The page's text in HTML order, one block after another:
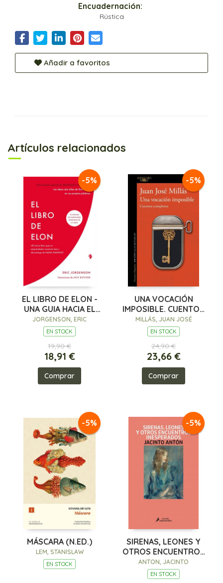
Encuadernación:
Rústica
Añadir a favoritos
Artículos relacionados
-5%
EL LIBRO DE ELON -
UNA GUIA HACIA EL
PROPOSITO Y E
JORGENSON, ERIC
EN STOCK
19,90 €
18,91 €
Comprar
-5%
UNA VOCACIÓN
IMPOSIBLE. CUENTOS
COMPLETOS
MILLÁS, JUAN JOSÉ
EN STOCK
24,90 €
23,66 €
Comprar
-5%
MÁSCARA (N.ED.)
LEM, STANISLAW
EN STOCK
-5%
SIRENAS, LEONES Y
OTROS ENCUENTROS
INESPERADOS
ANTON, JACINTO
EN STOCK